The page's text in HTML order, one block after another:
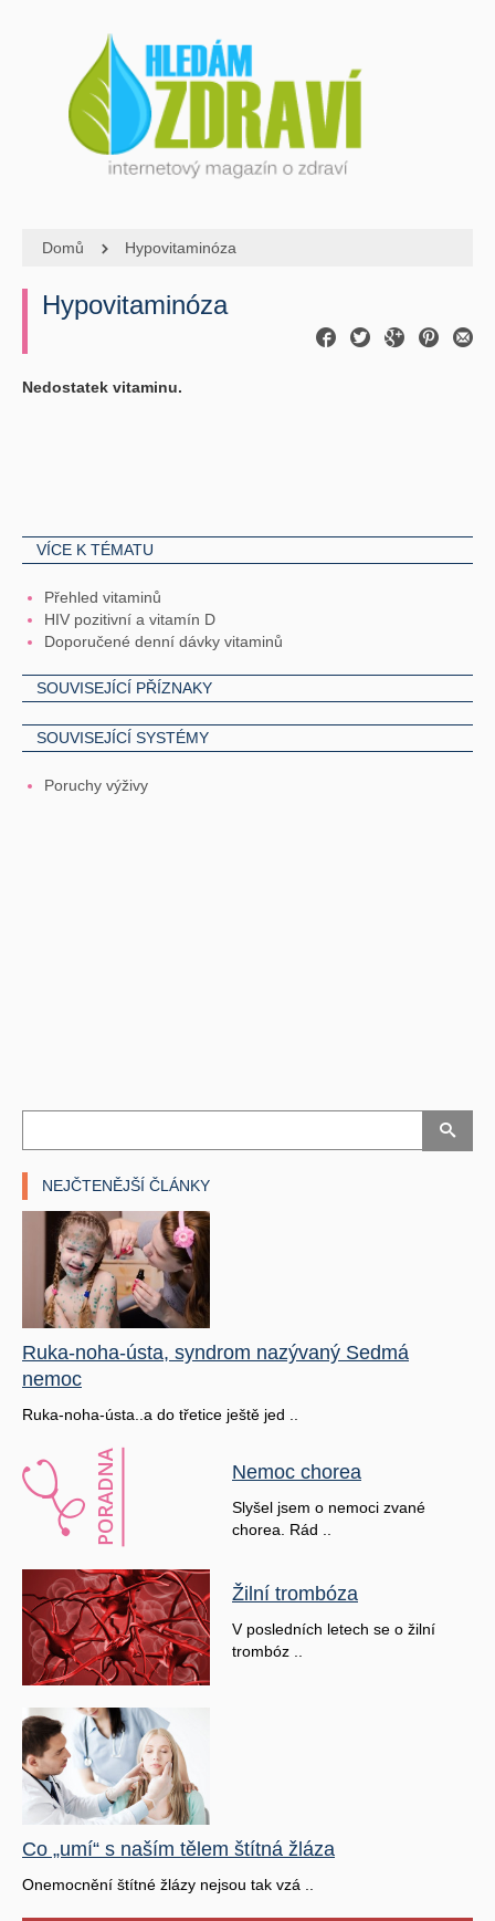
Domů Hypovitaminóza
Hypovitaminóza
Nedostatek vitaminu.
VÍCE K TÉMATU
Přehled vitaminů
HIV pozitivní a vitamín D
Doporučené denní dávky vitaminů
SOUVISEJÍCÍ PŘÍZNAKY
SOUVISEJÍCÍ SYSTÉMY
Poruchy výživy
NEJČTENĚJŠÍ ČLÁNKY
Ruka-noha-ústa, syndrom nazývaný Sedmá
nemoc
Ruka-noha-ústa..a do třetice ještě jed ..
Nemoc chorea
Slyšel jsem o nemoci zvané
chorea. Rád ..
Žilní trombóza
V posledních letech se o žilní
trombóz ..
Co „umí“ s naším tělem štítná žláza
Onemocnění štítné žlázy nejsou tak vzá ..